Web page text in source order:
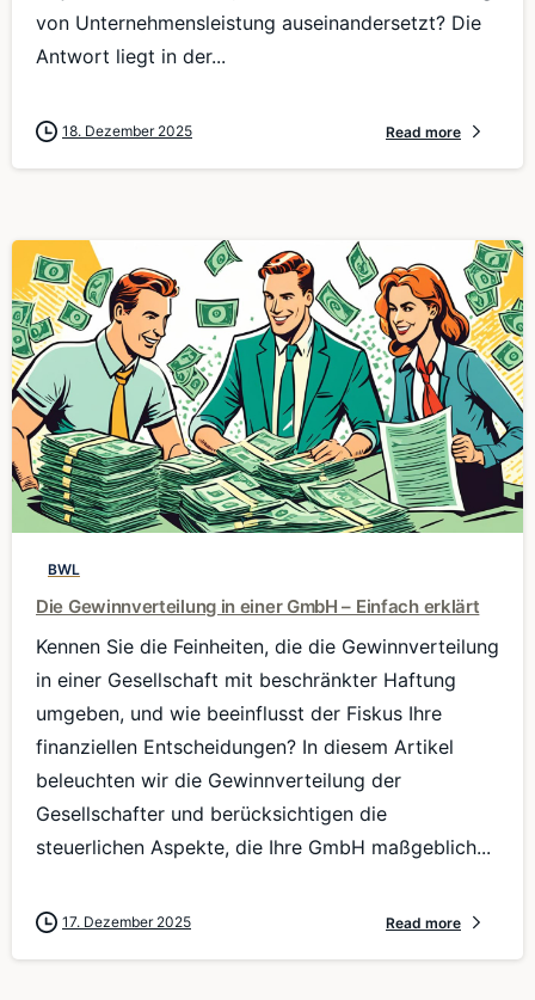
von Unternehmensleistung auseinandersetzt? Die
Antwort liegt in der...
18. Dezember 2025 Read more
BWL
Die Gewinnverteilung in einer GmbH – Einfach erklärt
Kennen Sie die Feinheiten, die die Gewinnverteilung
in einer Gesellschaft mit beschränkter Haftung
umgeben, und wie beeinflusst der Fiskus Ihre
finanziellen Entscheidungen? In diesem Artikel
beleuchten wir die Gewinnverteilung der
Gesellschafter und berücksichtigen die
steuerlichen Aspekte, die Ihre GmbH maßgeblich...
17. Dezember 2025 Read more